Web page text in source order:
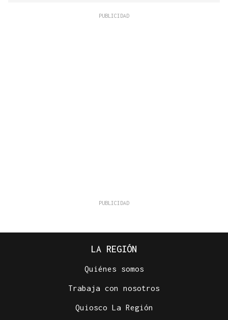
LA REGIÓN
Quiénes somos
Trabaja con nosotros
Quiosco La Región